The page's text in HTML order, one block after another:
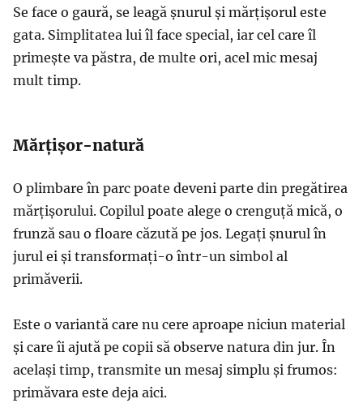
Se face o gaură, se leagă șnurul și mărțișorul este
gata. Simplitatea lui îl face special, iar cel care îl
primește va păstra, de multe ori, acel mic mesaj
mult timp.
Mărțișor-natură
O plimbare în parc poate deveni parte din pregătirea
mărțișorului. Copilul poate alege o crenguță mică, o
frunză sau o floare căzută pe jos. Legați șnurul în
jurul ei și transformați-o într-un simbol al
primăverii.
Este o variantă care nu cere aproape niciun material
și care îi ajută pe copii să observe natura din jur. În
același timp, transmite un mesaj simplu și frumos:
primăvara este deja aici.